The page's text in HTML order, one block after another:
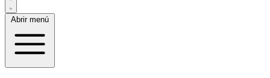
Abrir menú